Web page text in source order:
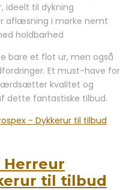
ideelt til dykning
aflæsning i mørke nemt
holdbarhed
bare et flot ur, men også
Et must-have for
kvalitet og
dette fantastiske tilbud.
Herreur
til tilbud